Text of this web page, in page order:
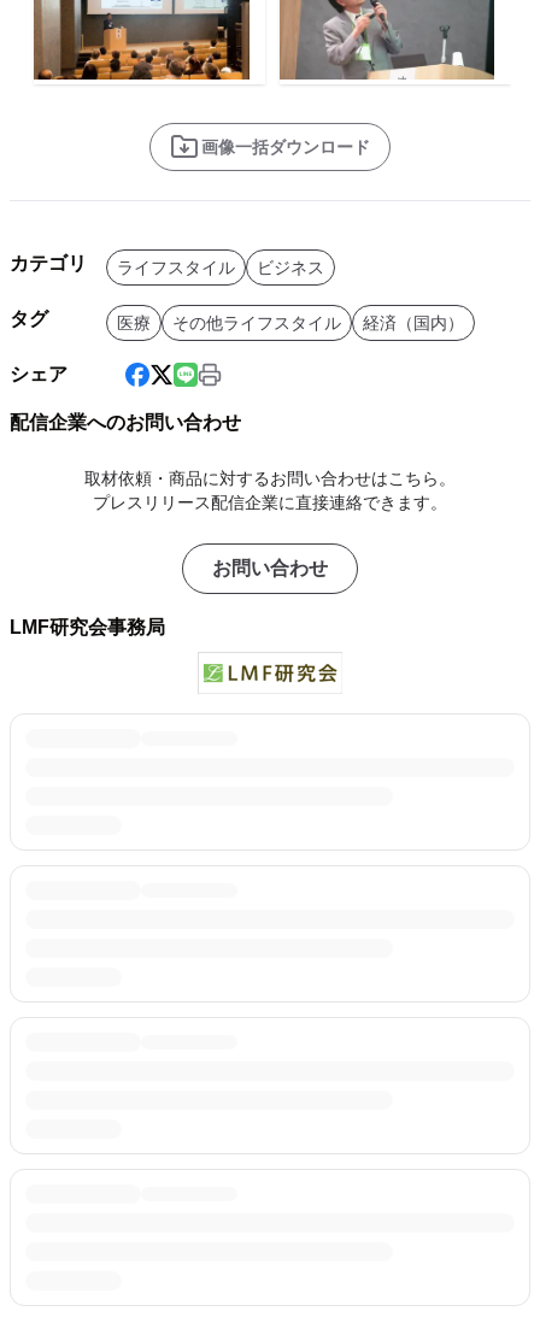
画像一括ダウンロード
カテゴリ ライフスタイル ビジネス
タグ 医療 その他ライフスタイル 経済（国内）
シェア
配信企業へのお問い合わせ
取材依頼・商品に対するお問い合わせはこちら。
プレスリリース配信企業に直接連絡できます。
お問い合わせ
LMF研究会事務局